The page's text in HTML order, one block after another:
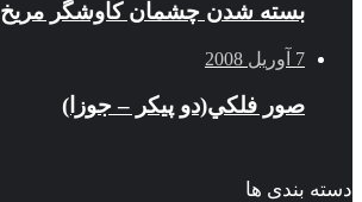
بسته شدن چشمان کاوشگر مريخ
7 آوریل 2008
صور فلكي(دو پیکر – جوزا)
دسته بندی ها